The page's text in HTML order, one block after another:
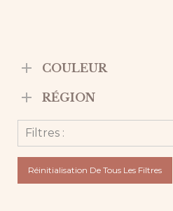
COULEUR
RÉGION
Filtres :
Réinitialisation De Tous Les Filtres